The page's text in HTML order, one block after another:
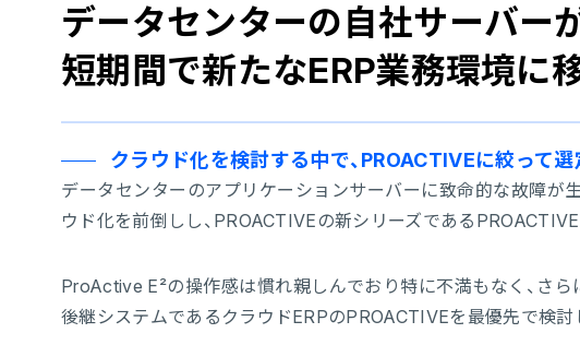
データセンターの自社サーバー
短期間で新たなERP業務環境に
クラウド化を検討する中で、PROACTIVEに絞って
データセンターのアプリケーションサーバーに致命的な故障が
ウド化を前倒しし、PROACTIVEの新シリーズである
ProActive E²の操作感は慣れ親しんでおり特に不満もなく、さ
後継システムであるクラウドERPのPROACTIVEを最優先で検討し